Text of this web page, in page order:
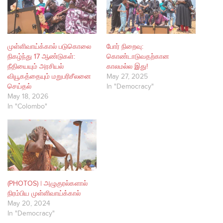
முள்ளிவாய்க்கால் படுகொலை
நிகழ்ந்து 17 ஆண்டுகள்:
நீதியையும் அரசியல்
வியூகத்தையும் மறுபரிசீலனை
செய்தல்
May 18, 2026
In "Colombo"
போர் நிறைவு:
கொண்டாடுவதற்கான
காலமல்ல இது!
May 27, 2025
In "Democracy"
(PHOTOS) | அழுகுரல்களால்
நிரம்பிய முள்ளிவாய்க்கால்
May 20, 2024
In "Democracy"